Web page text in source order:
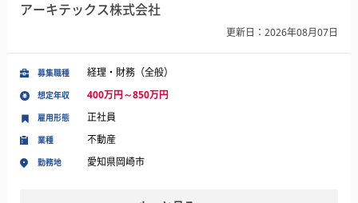
アーキテックス株式会社
更新日：2026年08月07日
募集職種 経理・財務（全般）
想定年収 400万円～850万円
業種 不動産
勤務地 愛知県岡崎市
雇用形態 正社員